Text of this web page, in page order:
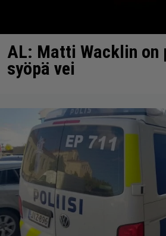
AL: Matti Wacklin on
syöpä vei